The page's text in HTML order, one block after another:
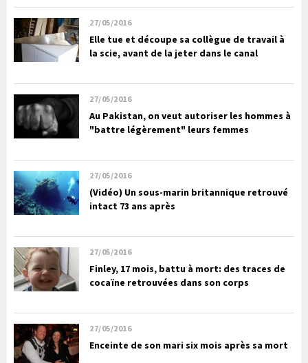
27/05/2016
Elle tue et découpe sa collègue de travail à
la scie, avant de la jeter dans le canal
27/05/2016
Au Pakistan, on veut autoriser les hommes à
"battre légèrement" leurs femmes
27/05/2016
(Vidéo) Un sous-marin britannique retrouvé
intact 73 ans après
27/05/2016
Finley, 17 mois, battu à mort: des traces de
cocaïne retrouvées dans son corps
27/05/2016
Enceinte de son mari six mois après sa mort